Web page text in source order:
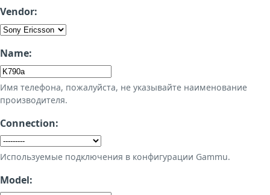
Vendor:
Name:
Имя телефона, пожалуйста, не указывайте наименование
производителя.
Connection:
Используемые подключения в конфигурации Gammu.
Model: